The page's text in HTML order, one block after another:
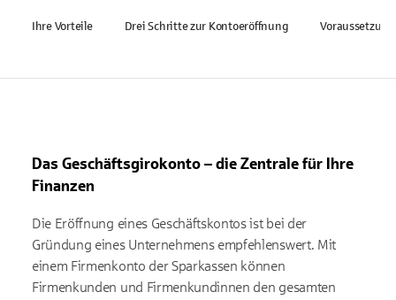
Ihre Vorteile Drei Schritte zur Kontoeröffnung
Das Geschäftsgirokonto – die Zentrale für Ihre
Finanzen
Die Eröffnung eines Geschäftskontos ist bei der
Gründung eines Unternehmens empfehlenswert. Mit
einem Firmenkonto der Sparkassen können
Firmenkunden und Firmenkundinnen den gesamten